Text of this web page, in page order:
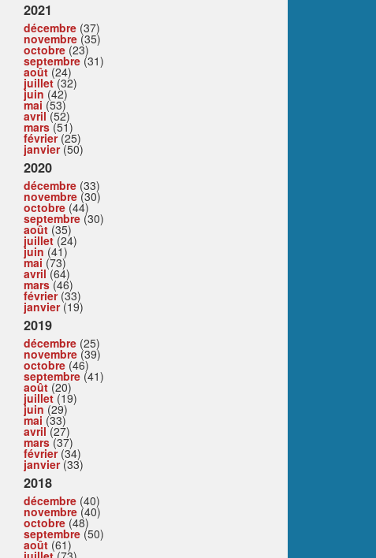
2021
décembre (37)
novembre (35)
octobre (23)
septembre (31)
août (24)
juillet(32)
juin (42)
mai (53)
avril(52)
mars(51)
février(25)
janvier(50)
2020
décembre (33)
novembre (30)
octobre (44)
septembre (30)
août (35)
juillet(24)
juin (41)
mai (73)
avril(64)
mars(46)
février(33)
janvier(19)
2019
décembre (25)
novembre (39)
octobre (46)
septembre (41)
août (20)
juillet(19)
juin (29)
mai (33)
avril(27)
mars(37)
février(34)
janvier(33)
2018
décembre (40)
novembre (40)
octobre (48)
septembre (50)
août (61)